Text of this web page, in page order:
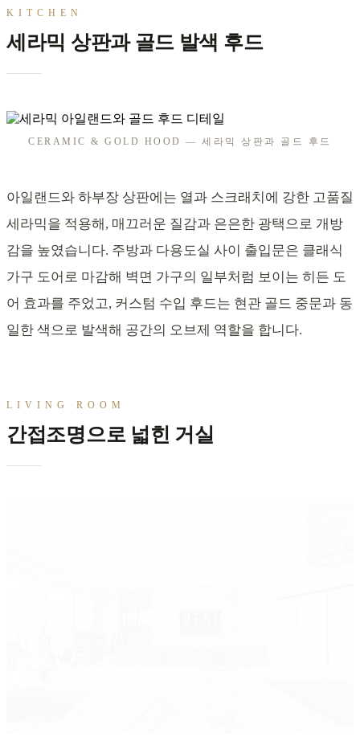
KITCHEN
세라믹 상판과 골드 발색 후드
CERAMIC & GOLD HOOD — 세라믹 상판과 골드 후드
아일랜드와 하부장 상판에는 열과 스크래치에 강한 고품질
세라믹을 적용해, 매끄러운 질감과 은은한 광택으로 개방
감을 높였습니다. 주방과 다용도실 사이 출입문은 클래식
가구 도어로 마감해 벽면 가구의 일부처럼 보이는 히든 도
어 효과를 주었고, 커스텀 수입 후드는 현관 골드 중문과 동
일한 색으로 발색해 공간의 오브제 역할을 합니다.
LIVING ROOM
간접조명으로 넓힌 거실